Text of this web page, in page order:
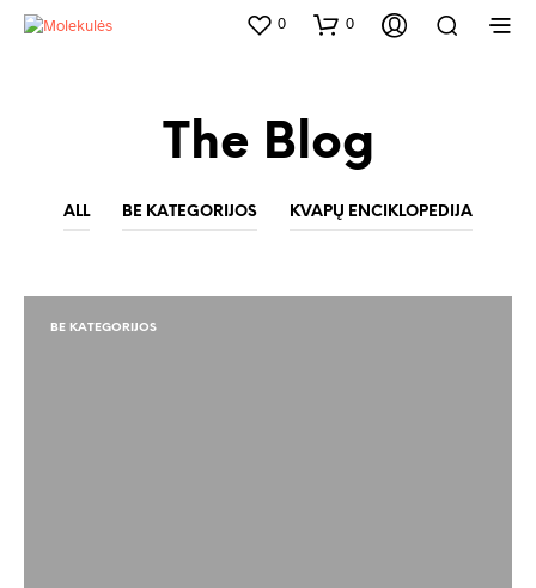
0 0
The Blog
ALL BE KATEGORIJOS KVAPŲ ENCIKLOPEDIJA
BE KATEGORIJOS